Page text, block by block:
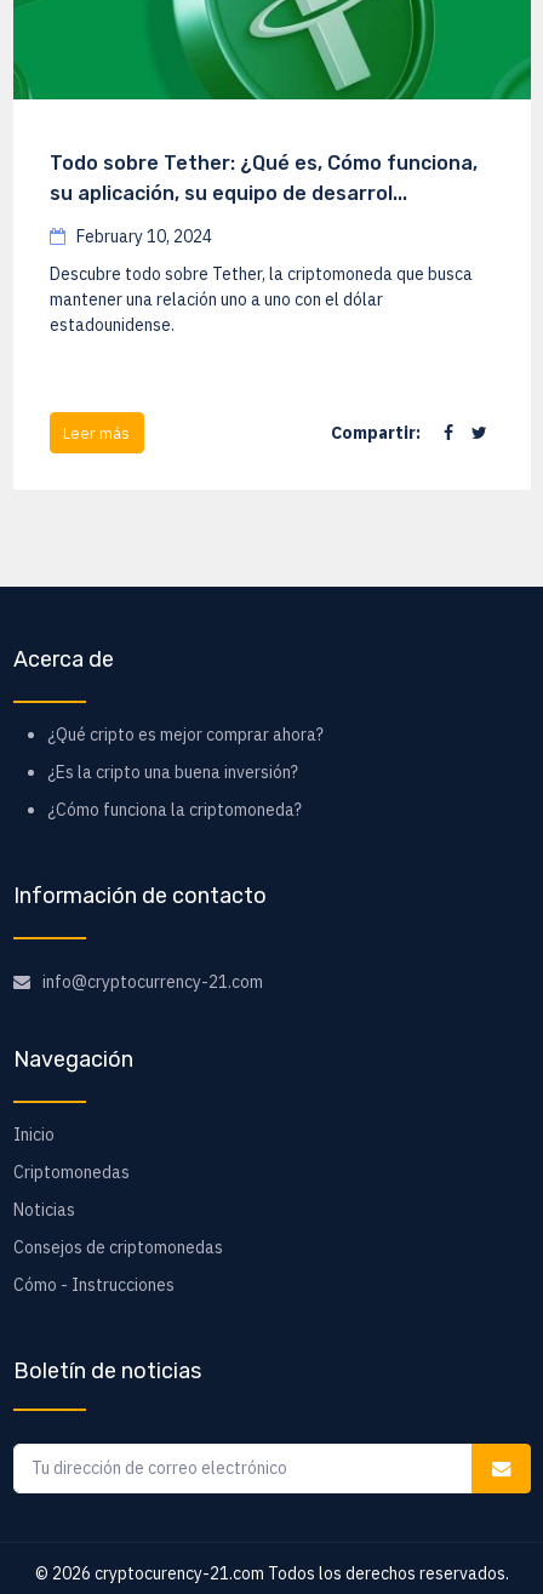
Todo sobre Tether: ¿Qué es, Cómo funciona,
su aplicación, su equipo de desarrol...
February 10, 2024
Descubre todo sobre Tether, la criptomoneda que busca
mantener una relación uno a uno con el dólar
estadounidense.
Leer más Compartir:
Acerca de
¿Qué cripto es mejor comprar ahora?
¿Es la cripto una buena inversión?
¿Cómo funciona la criptomoneda?
Información de contacto
info@cryptocurrency-21.com
Navegación
Inicio
Criptomonedas
Noticias
Consejos de criptomonedas
Cómo - Instrucciones
Boletín de noticias
© 2026 cryptocurency-21.com Todos los derechos reservados.